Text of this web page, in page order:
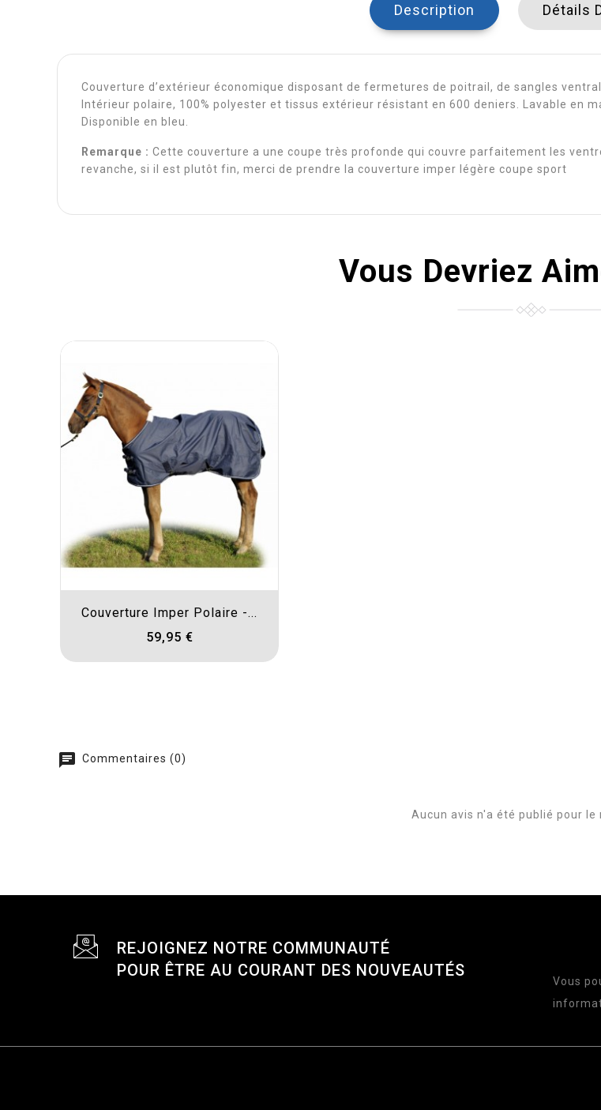
Description Détails
Couverture d’extérieur économique disposant de fermetures de poitrail, de sangles
Intérieur polaire, 100% polyester et tissus extérieur résistant en 600 deniers. Lavable en
Disponible en bleu.
Remarque : Cette couverture a une coupe très profonde qui couvre parfaitement les
revanche, si il est plutôt fin, merci de prendre la couverture imper légère coupe sport
Vous Devriez
Couverture Imper Polaire -...
59,95 €
chat Commentaires (0)
Aucun avis n'a été publié pour le
REJOIGNEZ NOTRE COMMUNAUTÉ
POUR ÊTRE AU COURANT DES NOUVEAUTÉS
Vous